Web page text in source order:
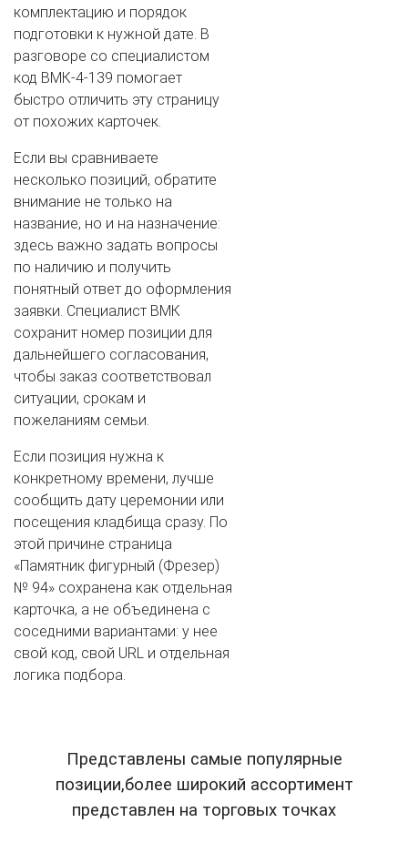
комплектацию и порядок
подготовки к нужной дате. В
разговоре со специалистом
код ВМК-4-139 помогает
быстро отличить эту страницу
от похожих карточек.
Если вы сравниваете
несколько позиций, обратите
внимание не только на
название, но и на назначение:
здесь важно задать вопросы
по наличию и получить
понятный ответ до оформления
заявки. Специалист ВМК
сохранит номер позиции для
дальнейшего согласования,
чтобы заказ соответствовал
ситуации, срокам и
пожеланиям семьи.
Если позиция нужна к
конкретному времени, лучше
сообщить дату церемонии или
посещения кладбища сразу. По
этой причине страница
«Памятник фигурный (Фрезер)
№ 94» сохранена как отдельная
карточка, а не объединена с
соседними вариантами: у нее
свой код, свой URL и отдельная
логика подбора.
Представлены самые популярные
позиции,более широкий ассортимент
представлен на торговых точках